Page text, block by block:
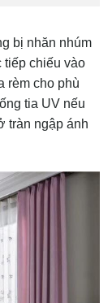
bị nhăn nhúm
tiếp chiếu vào
rèm cho phù
tia UV nếu
tràn ngập ánh